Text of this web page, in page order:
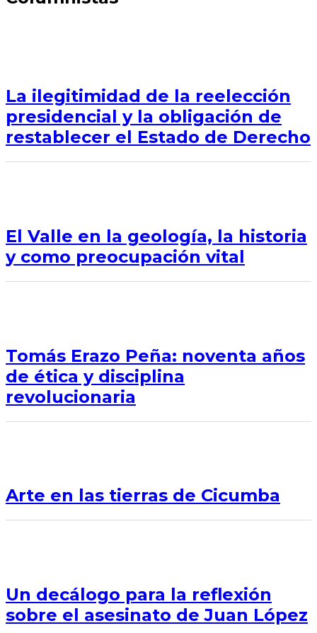
La ilegitimidad de la reelección
presidencial y la obligación de
restablecer el Estado de Derecho
El Valle en la geología, la historia
y como preocupación vital
Tomás Erazo Peña: noventa años
de ética y disciplina
revolucionaria
Arte en las tierras de Cicumba
Un decálogo para la reflexión
sobre el asesinato de Juan López